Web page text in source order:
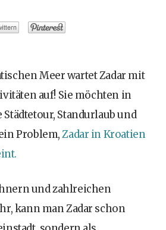
Meer wartet Zadar mit
auf! Sie möchten in
Standurlaub und
Problem,Zadar in Kroatien
und zahlreichen
kann man Zadar schon